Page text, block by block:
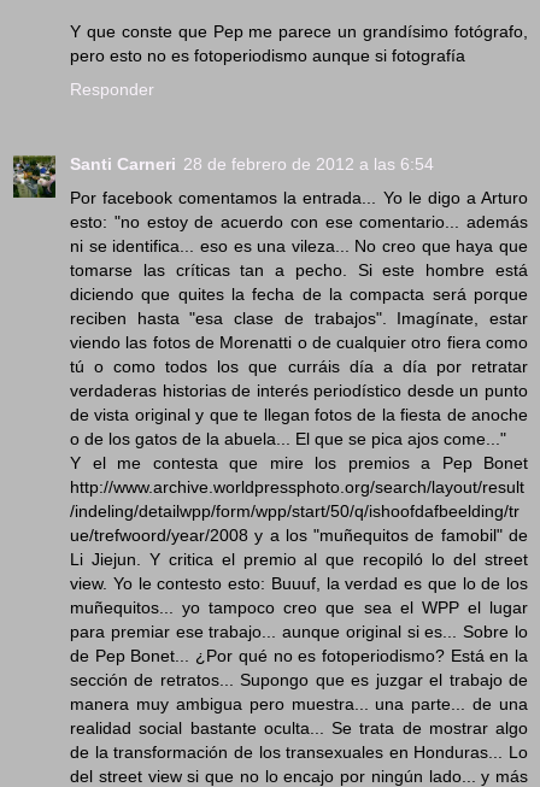
Y que conste que Pep me parece un grandísimo fotógrafo,
pero esto no es fotoperiodismo aunque si fotografía
Responder
Santi Carneri 28 de febrero de 2012 a las 6:54
Por facebook comentamos la entrada... Yo le digo a Arturo
esto: "no estoy de acuerdo con ese comentario... además
ni se identifica... eso es una vileza... No creo que haya que
tomarse las críticas tan a pecho. Si este hombre está
diciendo que quites la fecha de la compacta será porque
reciben hasta "esa clase de trabajos". Imagínate, estar
viendo las fotos de Morenatti o de cualquier otro fiera como
tú o como todos los que curráis día a día por retratar
verdaderas historias de interés periodístico desde un punto
de vista original y que te llegan fotos de la fiesta de anoche
o de los gatos de la abuela... El que se pica ajos come..."
Y el me contesta que mire los premios a Pep Bonet
http://www.archive.worldpressphoto.org/search/layout/result
/indeling/detailwpp/form/wpp/start/50/q/ishoofdafbeelding/tr
ue/trefwoord/year/2008 y a los "muñequitos de famobil" de
Li Jiejun. Y critica el premio al que recopiló lo del street
view. Yo le contesto esto: Buuuf, la verdad es que lo de los
muñequitos... yo tampoco creo que sea el WPP el lugar
para premiar ese trabajo... aunque original si es... Sobre lo
de Pep Bonet... ¿Por qué no es fotoperiodismo? Está en la
sección de retratos... Supongo que es juzgar el trabajo de
manera muy ambigua pero muestra... una parte... de una
realidad social bastante oculta... Se trata de mostrar algo
de la transformación de los transexuales en Honduras... Lo
del street view si que no lo encajo por ningún lado... y más